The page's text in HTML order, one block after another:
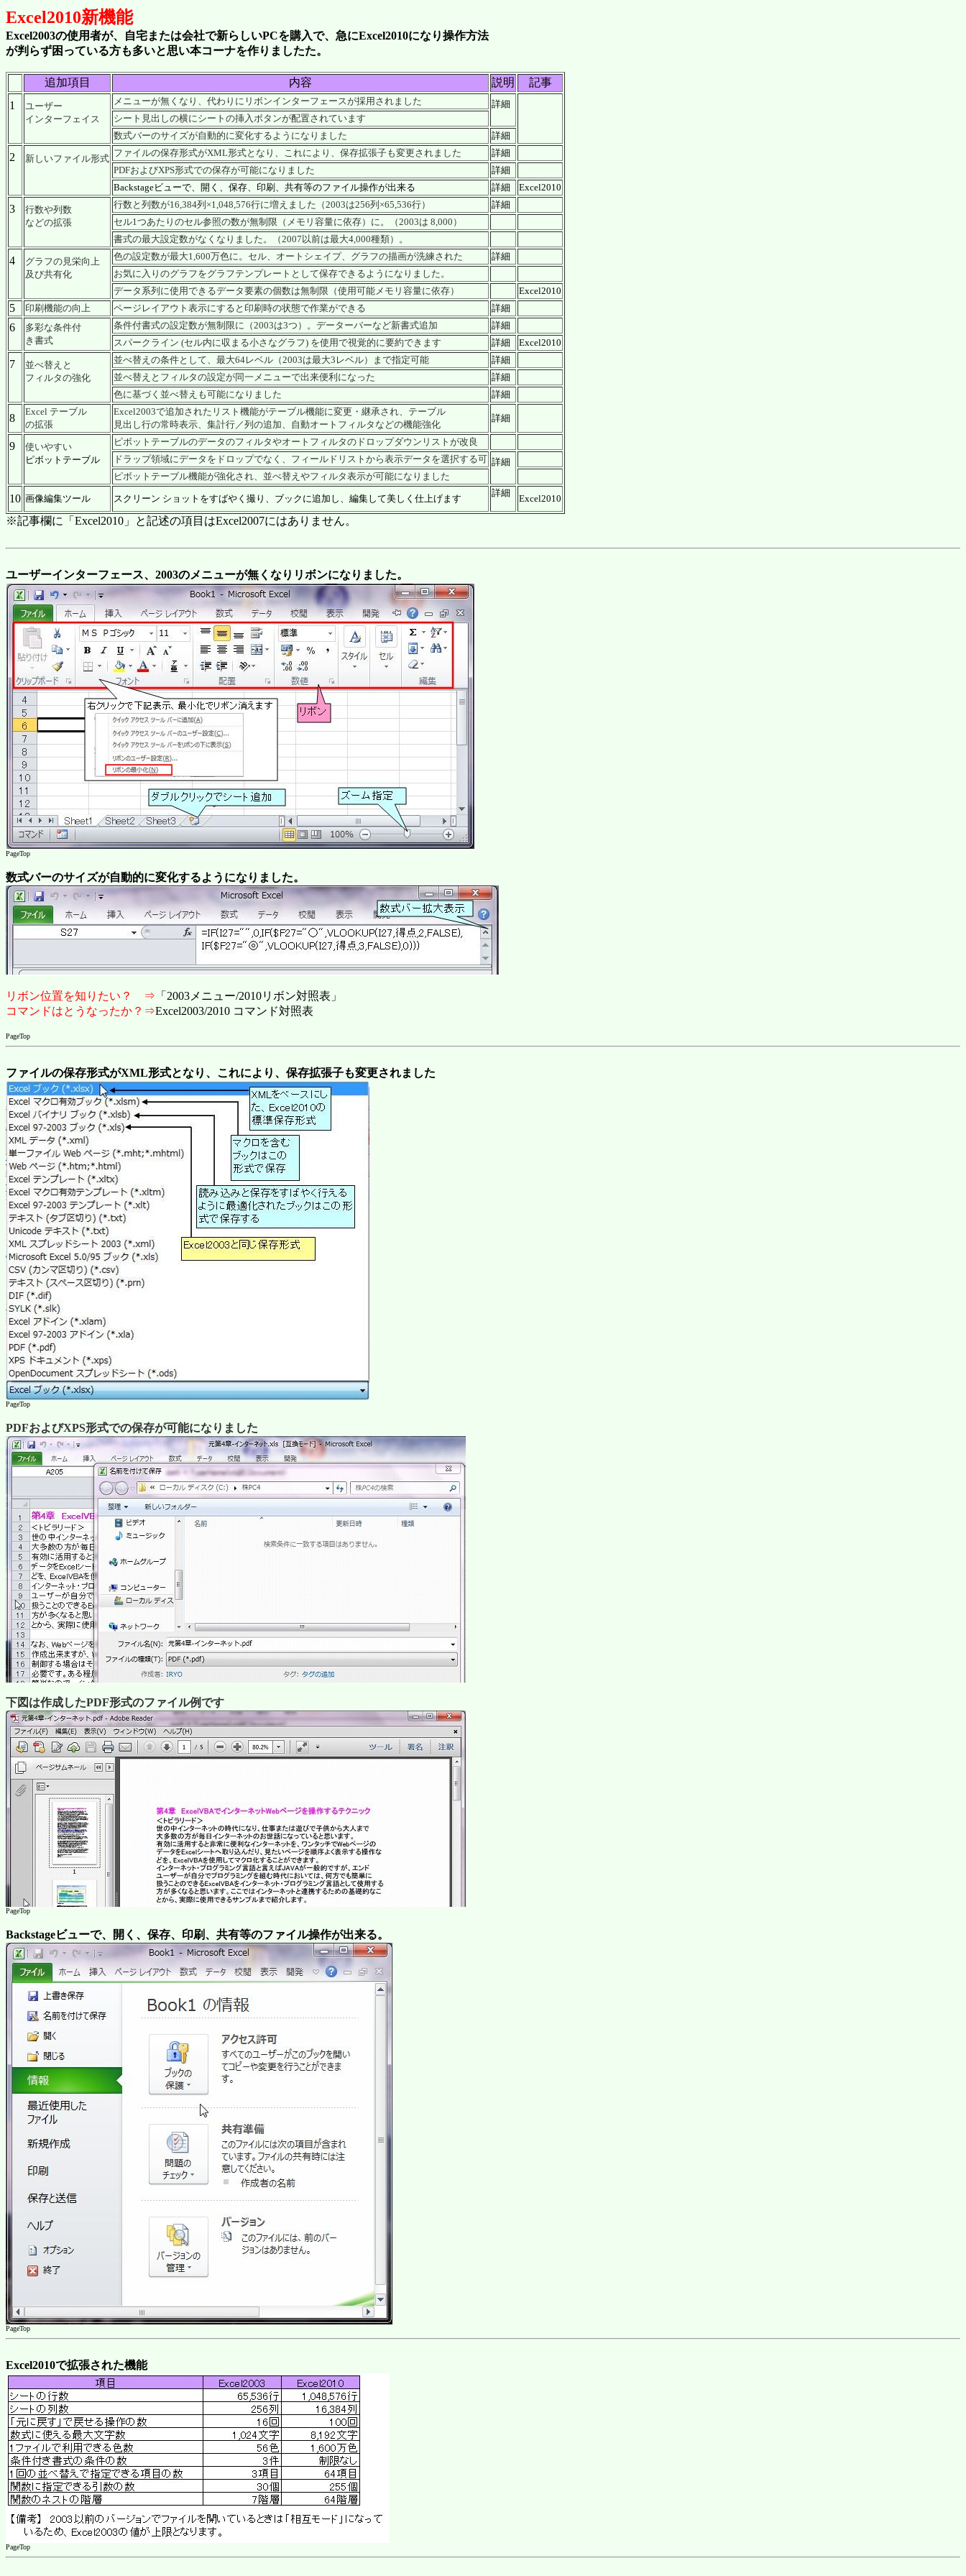
Excel2010新機能
Excel2003の使用者が、自宅または会社で新らしいPCを購入で、急にExcel2010になり操作方法
が判らず困っている方も多いと思い本コーナを作りましたた。
追加項目 内容 説明
記事
1
ユーザー
インターフェイス
メニューが無くなり、代わりにリボンインターフェースが採用されました
詳細
シート見出しの横にシートの挿入ボタンが配置されています
数式バーのサイズが自動的に変化するようになりました
詳細
2 新しいファイル形式
ファイルの保存形式がXML形式となり、これにより、保存拡張子も変更されました
詳細
PDFおよびXPS形式での保存が可能になりました
詳細
Backstageビューで、開く、保存、印刷、共有等のファイル操作が出来る
詳細 Excel2010
3
行数や列数
などの拡張
行数と列数が16,384列×1,048,576行に増えました（2003は256列×65,536行）
詳細
セル1つあたりのセル参照の数が無制限（メモリ容量に依存）に。（2003は 8,000）
書式の最大設定数がなくなりました。（2007以前は最大4,000種類）。
4
グラフの見栄向上
及び共有化
色の設定数が最大1,600万色に。セル、オートシェイプ、グラフの描画が洗練された
詳細
お気に入りのグラフをグラフテンプレートとして保存できるようになりました。
データ系列に使用できるデータ要素の個数は無制限（使用可能メモリ容量に依存）
Excel2010
5 印刷機能の向上 ページレイアウト表示にすると印刷時の状態で作業ができる 詳細
6
多彩な条件付
き書式
条件付書式の設定数が無制限に（2003は3つ）。データーバーなど新書式追加
詳細
スパークライン (セル内に収まる小さなグラフ) を使用で視覚的に要約できます
詳細 Excel2010
7
並べ替えと
フィルタの強化
並べ替えの条件として、最大64レベル（2003は最大3レベル）まで指定可能
詳細
並べ替えとフィルタの設定が同一メニューで出来便利になった
詳細
色に基づく並べ替えも可能になりました
詳細
8
Excel テーブル
の拡張
Excel2003で追加されたリスト機能がテーブル機能に変更・継承され、テーブル
見出し行の常時表示、集計行／列の追加、自動オートフィルタなどの機能強化
詳細
9
使いやすい
ピボットテーブル
ピボットテーブルのデータのフィルタやオートフィルタのドロップダウンリストが改良
ドラップ領域にデータをドロップでなく、フィールドリストから表示データを選択する可 詳細
ピボットテーブル機能が強化され、並べ替えやフィルタ表示が可能になりました
10 画像編集ツール スクリーン ショットをすばやく撮り、ブックに追加し、編集して美しく仕上げます
詳細
Excel2010
※記事欄に「Excel2010」と記述の項目はExcel2007にはありません。
ユーザーインターフェース、2003のメニューが無くなりリボンになりました。
PageTop
数式バーのサイズが自動的に変化するようになりました。
リボン位置を知りたい？ ⇒ 「2003メニュー/2010リボン対照表」
コマンドはとうなったか？⇒Excel2003/2010 コマンド対照表
PageTop
ファイルの保存形式がXML形式となり、これにより、保存拡張子も変更されました
PageTop
PDFおよびXPS形式での保存が可能になりました
下図は作成したPDF形式のファイル例です
PageTop
Backstageビューで、開く、保存、印刷、共有等のファイル操作が出来る。
PageTop
Excel2010で拡張された機能
PageTop